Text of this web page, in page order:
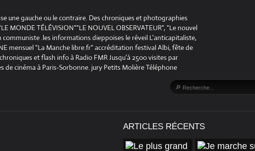
une gauche ou le contraire. Des chroniques et photographies
MONDE TÉLÉVISION""LE NOUVEL OBSERVATEUR", "Le nouvel
communiste .les informations dieppoises le réveil L'anticapitaliste,
mensuel "La Manche libre.fr" accréditation festival Albi, fête de
et flash info à Radio FMR Jusqu'à 2500 visites par
cinéma à Paris-Sorbonne. jury Petits Molière Téléphone
ARTICLES RÉCENTS